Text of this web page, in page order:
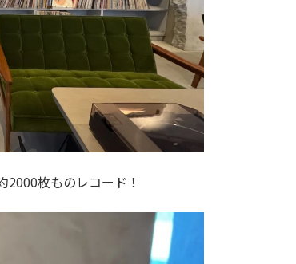
枚ものレコード！